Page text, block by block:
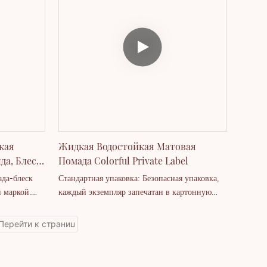
продукт для губ с возможностью
Блеск
блеск
маркой.
Жидкая Водостойкая Матовая
Помада Colorful Private Label
Стандартная упаковка: Безопасная упаковка,
каждый экземпляр запечатан в картонную
приятные цвета, не прилипает к чашке, не